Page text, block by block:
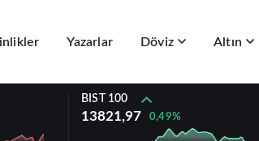
Yazarlar Döviz Altın
BIST 100
13821,97 0,49%